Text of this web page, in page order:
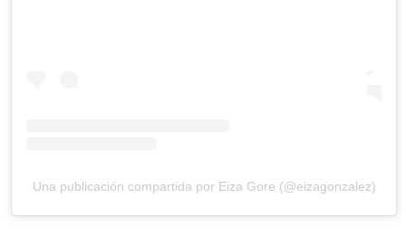
Una publicación compartida por Eiza Gore (@eizagonzalez)